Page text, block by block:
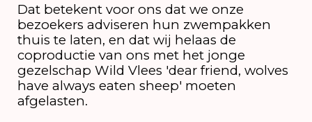
Dat betekent voor ons dat we onze
bezoekers adviseren hun zwempakken
thuis te laten, en dat wij helaas de
coproductie van ons met het jonge
gezelschap Wild Vlees 'dear friend, wolves
have always eaten sheep' moeten
afgelasten.